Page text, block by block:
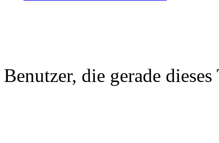
Benutzer, die gerade